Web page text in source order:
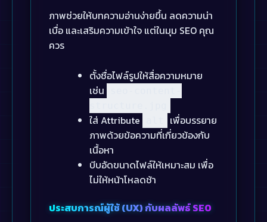
ภาพช่วยให้บทความอ่านง่ายขึ้น ลดความน่า
เบื่อ และเสริมความเข้าใจ แต่ในมุม SEO คุณ
ควร
ตั้งชื่อไฟล์รูปให้สื่อความหมาย
เช่น
ใส่ Attribute
เพื่อบรรยาย
ภาพด้วยข้อความที่เกี่ยวข้องกับ
เนื้อหา
บีบอัดขนาดไฟล์ให้เหมาะสม เพื่อ
ไม่ให้หน้าโหลดช้า
ประสบการณ์ผู้ใช้ (UX) กับผลลัพธ์ SEO